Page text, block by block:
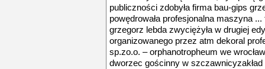
publiczności zdobyła firma bau-gips
powędrowała profesjonalna maszyna
grzegorz lebda zwyciężyła w drugiej
organizowanego przez atm dekoral
sp.zo.o. – orphanotropheum we
dworzec gościnny w szczawnicyzakład